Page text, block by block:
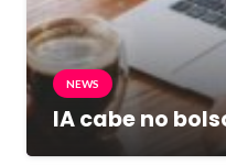
NEWS
IA cabe no